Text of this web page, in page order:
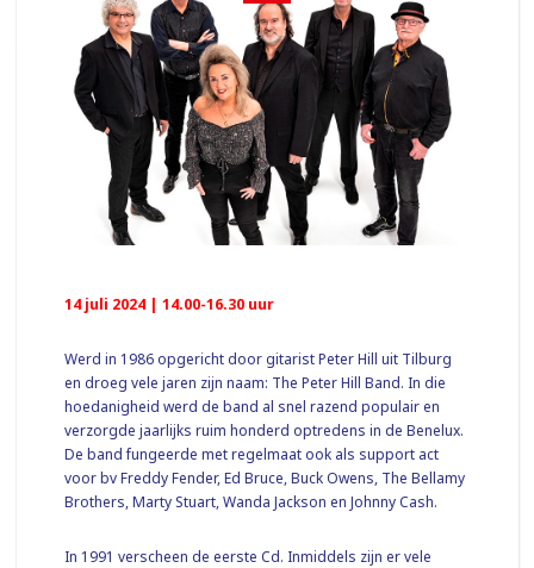
14 juli 2024 | 14.00-16.30 uur
Werd in 1986 opgericht door gitarist Peter Hill uit Tilburg
en droeg vele jaren zijn naam: The Peter Hill Band. In die
hoedanigheid werd de band al snel razend populair en
verzorgde jaarlijks ruim honderd optredens in de Benelux.
De band fungeerde met regelmaat ook als support act
voor bv Freddy Fender, Ed Bruce, Buck Owens, The Bellamy
Brothers, Marty Stuart, Wanda Jackson en Johnny Cash.
In 1991 verscheen de eerste Cd. Inmiddels zijn er vele